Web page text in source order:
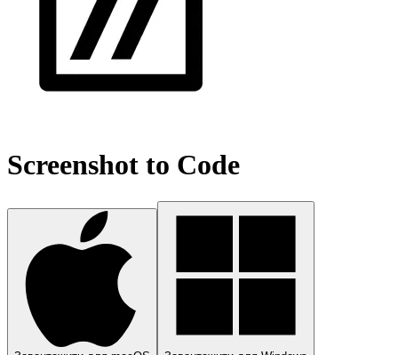
Screenshot to Code